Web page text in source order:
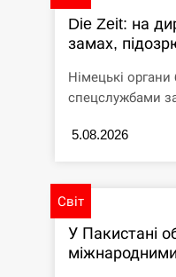
Die Zeit: на
замах,
Німецькі органи
спецслужбами
5.08.2026
Світ
У Пакистані